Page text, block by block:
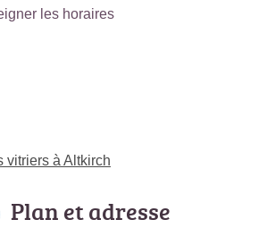
les horaires
vitriers à Altkirch
Plan et adresse